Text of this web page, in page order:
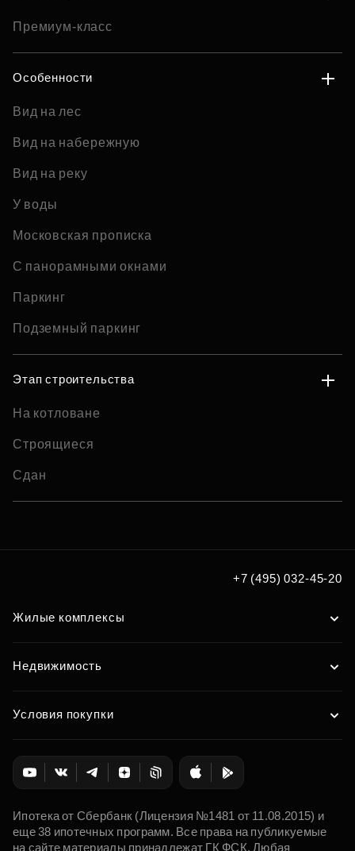
Премиум-класс
Особенности
Вид на лес
Вид на набережную
Вид на реку
У воды
Московская прописка
С панорамными окнами
Паркинг
Подземный паркинг
Этап строительства
На котловане
Строящиеся
Сдан
+7 (495) 032-45-20
Жилые комплексы
Недвижимость
Условия покупки
Ипотека от Сбербанк (Лицензия №1481 от 11.08.2015) и
еще 38 ипотечных программ. Все права на публикуемые
на сайте материалы принадлежат ГК ФСК. Любая